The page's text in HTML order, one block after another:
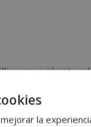
o cera al
de repasar
la